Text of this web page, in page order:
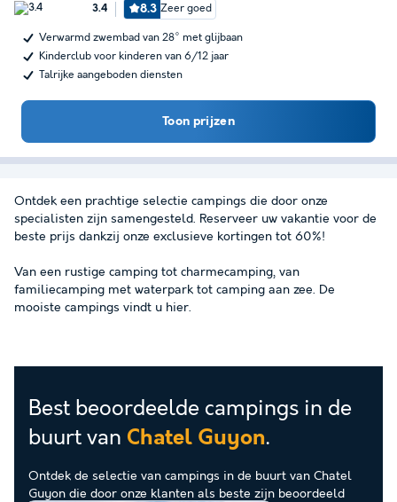
3.4 8.3 Zeer goed
Verwarmd zwembad van 28° met glijbaan
Kinderclub voor kinderen van 6/12 jaar
Talrijke aangeboden diensten
Toon prijzen
Ontdek een prachtige selectie campings die door onze
specialisten zijn samengesteld. Reserveer uw vakantie voor de
beste prijs dankzij onze exclusieve kortingen tot 60%!
Van een rustige camping tot charmecamping, van
familiecamping met waterpark tot camping aan zee. De
mooiste campings vindt u hier.
Best beoordeelde campings in de
buurt van Chatel Guyon.
Ontdek de selectie van campings in de buurt van Chatel
Guyon die door onze klanten als beste zijn beoordeeld